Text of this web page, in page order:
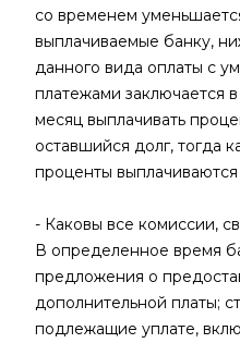
со временем
выплачиваемые банку,
данного вида оплаты с
платежами заключается
месяц выплачивать
оставшийся долг, тогда
проценты выплачиваются
- Каковы все комиссии,
В определенное время
предложения о
дополнительной платы;
подлежащие уплате,